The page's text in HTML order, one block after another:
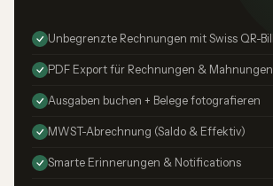
Unbegrenzte Rechnungen mit Swiss QR-Bill
PDF Export für Rechnungen & Mahnungen
Ausgaben buchen + Belege fotografieren
MWST-Abrechnung (Saldo & Effektiv)
Smarte Erinnerungen & Notifications